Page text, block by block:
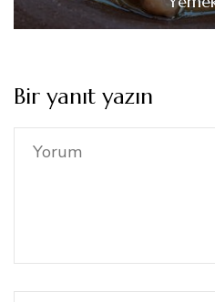
Bir yanıt yazın